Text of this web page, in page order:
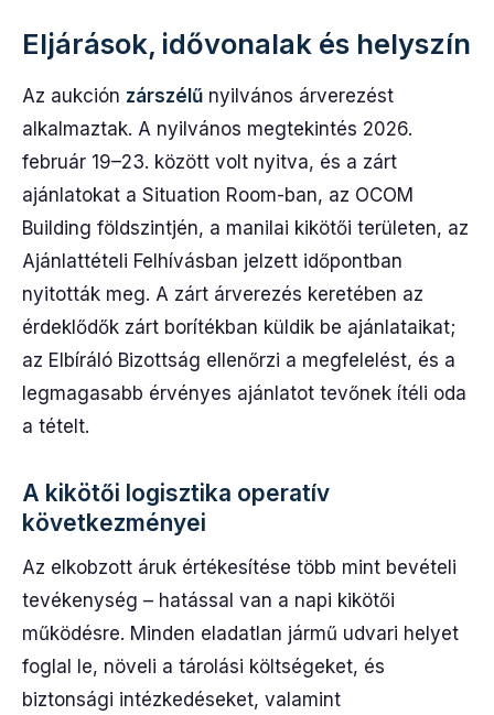
Eljárások, idővonalak és helyszín
Az aukción zárszélű nyilvános árverezést
alkalmaztak. A nyilvános megtekintés 2026.
február 19–23. között volt nyitva, és a zárt
ajánlatokat a Situation Room-ban, az OCOM
Building földszintjén, a manilai kikötői területen, az
Ajánlattételi Felhívásban jelzett időpontban
nyitották meg. A zárt árverezés keretében az
érdeklődők zárt borítékban küldik be ajánlataikat;
az Elbíráló Bizottság ellenőrzi a megfelelést, és a
legmagasabb érvényes ajánlatot tevőnek ítéli oda
a tételt.
A kikötői logisztika operatív
következményei
Az elkobzott áruk értékesítése több mint bevételi
tevékenység – hatással van a napi kikötői
működésre. Minden eladatlan jármű udvari helyet
foglal le, növeli a tárolási költségeket, és
biztonsági intézkedéseket, valamint